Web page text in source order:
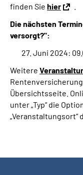
finden Sie hier
Die nächsten
versorgt?":
27. Juni 2024:
Weitere
Übersichtsseite.
unter „Typ“ die
„Veranstaltungsort“